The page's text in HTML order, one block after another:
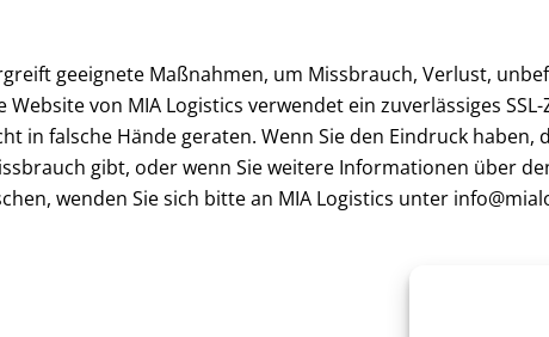
geeignete Maßnahmen, um Missbrauch, Verlust,
von MIA Logistics verwendet ein zuverlässiges
in falsche Hände geraten. Wenn Sie den Eindruck haben,
gibt, oder wenn Sie weitere Informationen über
wenden Sie sich bitte an MIA Logistics unter